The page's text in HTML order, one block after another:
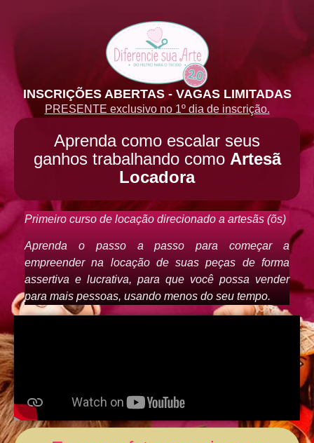
INSCRIÇÕES ABERTAS - VAGAS LIMITADAS
PRESENTE exclusivo no 1º dia de inscrição.
Aprenda como escalar seus
ganhos trabalhando como Artesã
Locadora
Primeiro curso de locação direcionado a artesãs (õs)
Aprenda o passo a passo para começar a
empreender na locação de suas peças de forma
assertiva e lucrativa, para que você possa vender
para mais pessoas, usando menos do seu tempo.